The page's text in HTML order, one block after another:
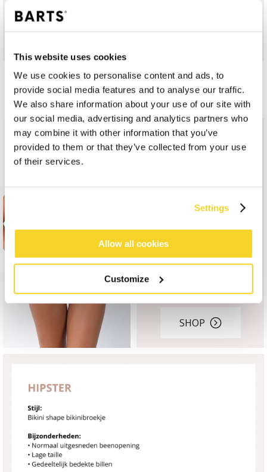
This website uses cookies
We use cookies to personalise content and ads, to
provide social media features and to analyse our traffic.
We also share information about your use of our site with
our social media, advertising and analytics partners who
may combine it with other information that you’ve
provided to them or that they’ve collected from your use
of their services.
Settings
Allow all cookies
Customize
HIPSTER
SHOP